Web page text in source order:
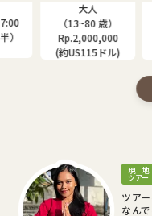
）
大人
（13~80 歳）
Rp.2,000,000
(約US115ドル)
現 地
ツアー
ツア
なん